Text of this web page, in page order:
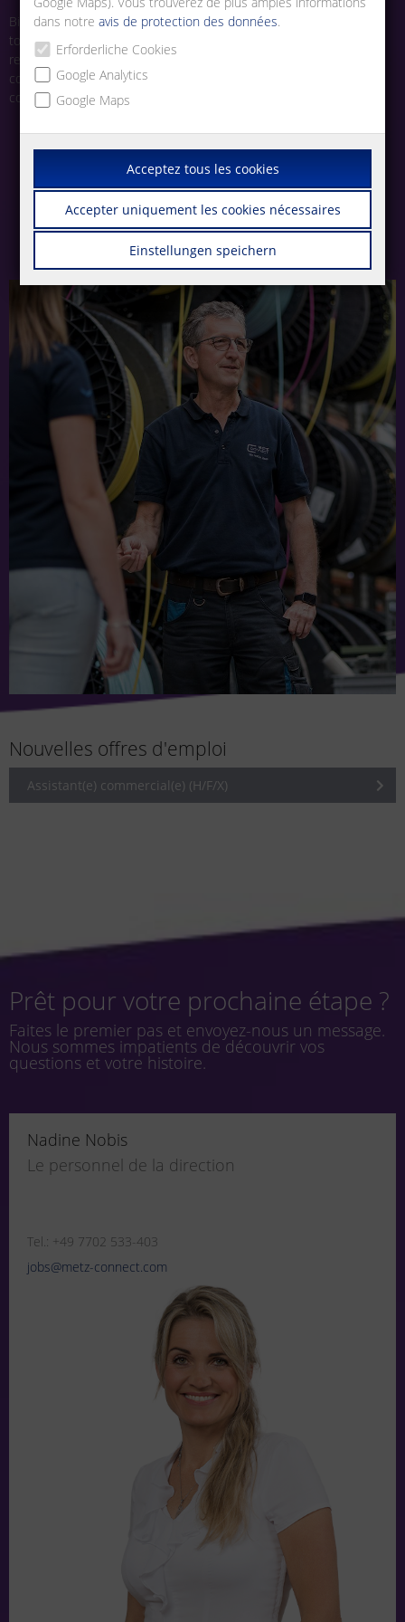
Bien que notre siège soit basé en Allemagne, nous recherchons
toujours des personnes talentueuses et passionnées pour nous
rejoindre. Nous vous invitons à explorer nos postes ouverts et à
commencer votre parcours avec un leader de la technologie de
connexion.
Nouvelles offres d'emploi
Assistant(e) commercial(e) (H/F/X)
Prêt pour votre prochaine étape ?
Faites le premier pas et envoyez-nous un message.
Nous sommes impatients de découvrir vos
questions et votre histoire.
Nadine Nobis
Le personnel de la direction
Tel.: +49 7702 533-403
jobs@metz-connect.com
dans notreavis de protection des données.
Erforderliche Cookies
Google Analytics
Google Maps
Acceptez tous les cookies
Accepter uniquement les cookies nécessaires
Einstellungen speichern